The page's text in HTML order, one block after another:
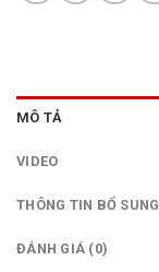
MÔ TẢ
VIDEO
THÔNG TIN BỔ SUNG
ĐÁNH GIÁ (0)